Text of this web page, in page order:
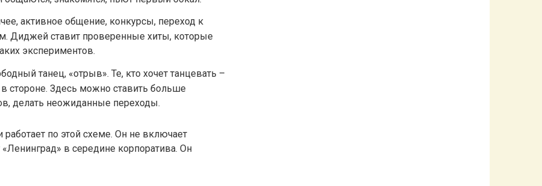
активное общение, конкурсы, переход к
Диджей ставит проверенные хиты, которые
экспериментов.
танец, «отрыв». Те, кто хочет танцевать –
стороне. Здесь можно ставить больше
делать неожиданные переходы.
по этой схеме. Он не включает
в середине корпоратива. Он